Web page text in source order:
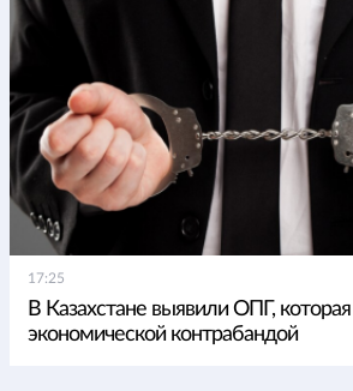
17:25
В Казахстане выявили ОПГ,
экономической контрабандой